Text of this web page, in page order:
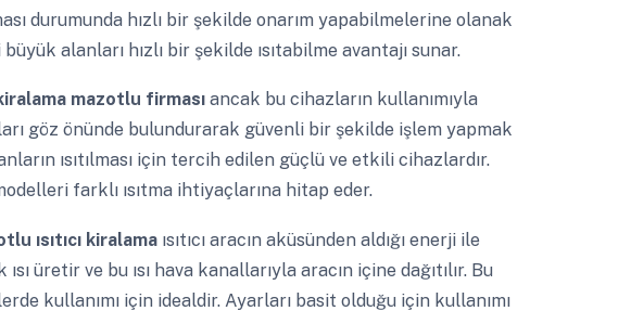
durumunda hızlı bir şekilde onarım yapabilmelerine olanak
alanları hızlı bir şekilde ısıtabilme avantajı sunar.
mazotlu firması ancak bu cihazların kullanımıyla
göz önünde bulundurarak güvenli bir şekilde işlem yapmak
ısıtılması için tercih edilen güçlü ve etkili cihazlardır.
farklı ısıtma ihtiyaçlarına hitap eder.
ısıtıcı kiralama ısıtıcı aracın aküsünden aldığı enerji ile
üretir ve bu ısı hava kanallarıyla aracın içine dağıtılır. Bu
kullanımı için idealdir. Ayarları basit olduğu için kullanımı